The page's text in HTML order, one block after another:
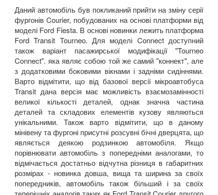
Даний автомобіль був покликаний прийти на зміну серії
фургонів Courier, побудованих на основі платформи від
моделі Ford Fiesta. В основі новинки лежить платформа
Ford Transit Tourneo. Для моделі Connect доступний
також варіант пасажирської модифікації "Tourneo
Connect". яка являє собою той же самий "коннект", але
з додатковими боковими вікнами і задніми сидіннями.
Варто відмітити, що від базової версії мікроавтобуса
Transit дана версія має можливість взаємозамінності
великої кількості деталей, однак значна частина
деталей та складових елементів кузову являються
унікальними. Також варто відмітити, що в даному
мінівену та фургоні присутні розсувні бічні дверцята, що
являється деякою родзинкою автомобіля. Якщо
порівнювати автомобіль з попередніми аналогами, то
відмічається достатньо відчутна різниця в габаритних
розмірах - новинка довша, вища та ширина за своїх
попередників, автомобіль також більший і за своїх